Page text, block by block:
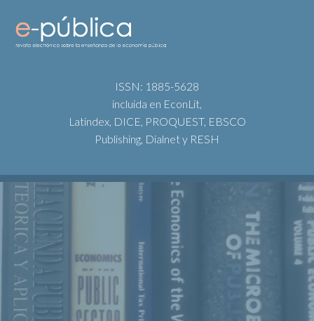
ISSN: 1885-5628
incluida en EconLit,
Latindex, DICE, PROQUEST, EBSCO
Publishing, Dialnet y RESH